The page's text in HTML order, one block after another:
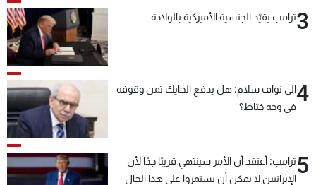
3ترامب يقيّد الجنسية الأميركية بالولادة
4الى نواف سلام: هل يدفع الحايك ثمن وقوفه
في وجه خيّاط؟
5ترامب: أعتقد أن الأمر سينتهي قريبًا جدًا لأن
الإيرانيين لا يمكن أن يستمروا على هذا الحال